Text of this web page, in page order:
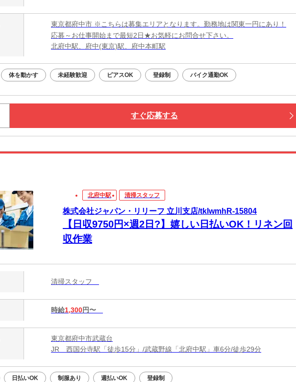
東京都府中市 ※こちらは募集エリアとなります。勤務地は関東一円にあり！
応募～お仕事開始まで最短2日★お気軽にお問合せ下さい。
北府中駅、府中(東京)駅、府中本町駅
体を動かす 未経験歓迎 ピアスOK 登録制 バイク通勤OK
すぐ応募する
北府中駅 清掃スタッフ
株式会社ジャパン・リリーフ 立川支店/tklwmhR-15804
【日収9750円×週2日?】嬉しい日払いOK！リネン回
収作業
清掃スタッフ
時給1,300円〜
東京都府中市武蔵台
JR 西国分寺駅「徒歩15分」/武蔵野線「北府中駅」車6分/徒歩29分
日払いOK 制服あり 週払いOK 登録制